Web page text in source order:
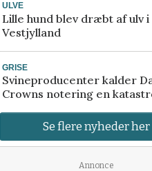
ULVE
Lille hund blev dræbt af ulv i
Vestjylland
GRISE
Svineproducenter kalder
Crowns notering en
Se flere nyheder her
Annonce